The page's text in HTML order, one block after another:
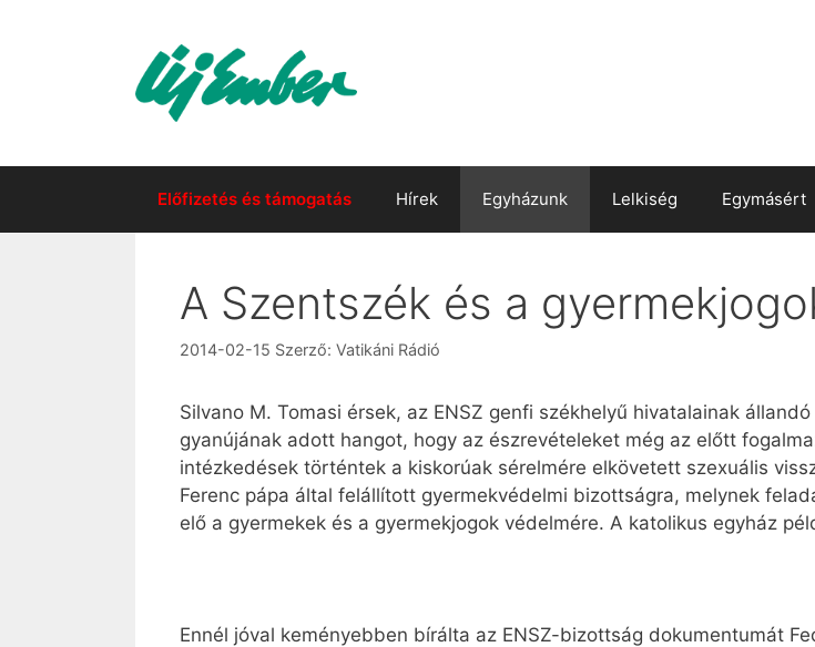
Előfizetés és támogatás Hírek Egyházunk Lelkiség Egymásért
A Szentszék és a
2014-02-15 Szerző: Vatikáni Rádió
Silvano M. Tomasi érsek, az ENSZ genfi székhelyű hivatalainak
gyanújának adott hangot, hogy az észrevételeket még az előtt
intézkedések történtek a kiskorúak sérelmére elkövetett szexuális
Ferenc pápa által felállított gyermekvédelmi bizottságra, melynek
elő a gyermekek és a gyermekjogok védelmére. A katolikus egyház
Ennél jóval keményebben bírálta az ENSZ-bizottság dokumentumát